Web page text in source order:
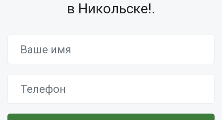
в Никольске!.